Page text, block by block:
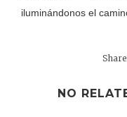
iluminándonos el
NO